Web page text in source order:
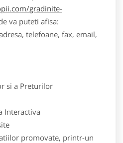
gradinite-
va puteti afisa:
telefoane, fax, email,
si a Preturilor
Interactiva
promovate, printr-un